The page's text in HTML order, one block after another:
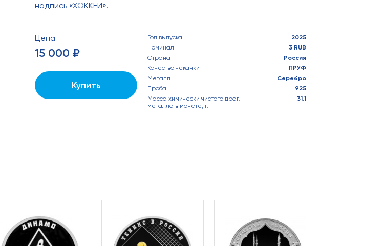
надпись «ХОККЕЙ».
Цена
15 000 ₽
Купить
Год выпуска
2025
Номинал
3 RUB
Страна
Россия
Качество чеканки
ПРУФ
Металл
Серебро
Проба
925
Масса химически чистого драг.
металла в монете, г.
31.1